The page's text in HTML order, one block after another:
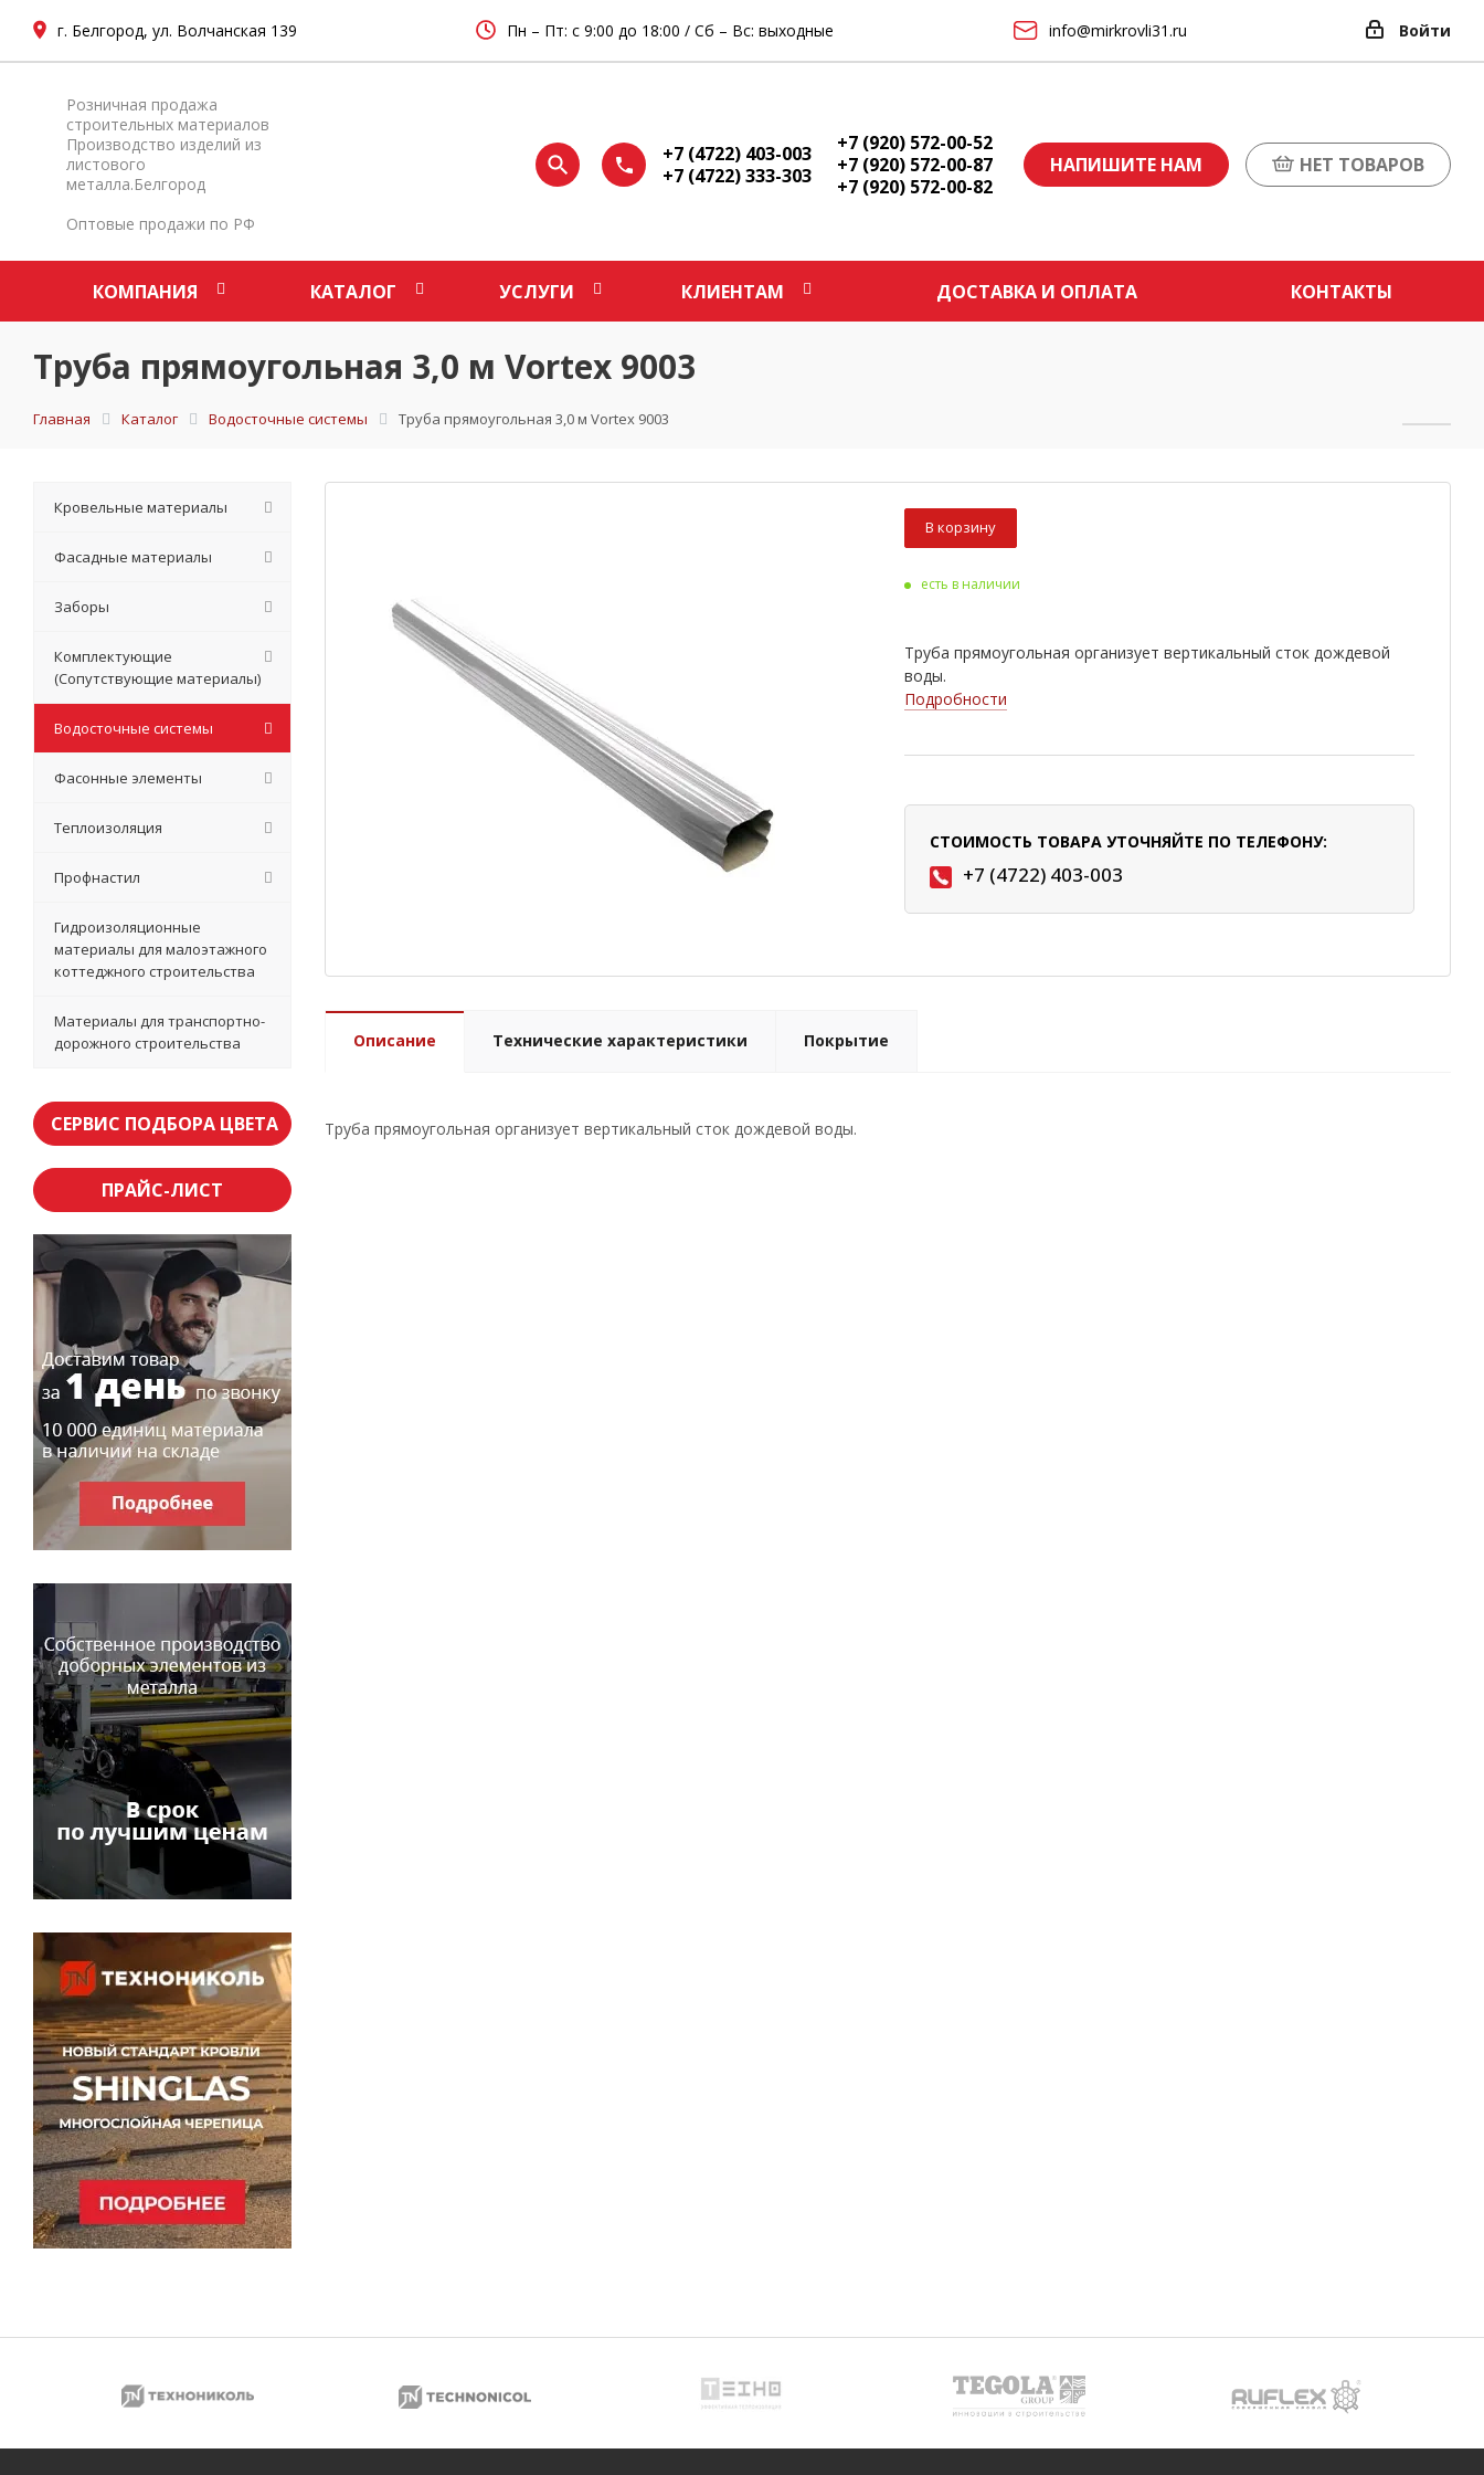
г. Белгород, ул. Волчанская 139 Пн – Пт: с 9:00 до 18:00 / Сб – Вс: выходные info@mirkrovli31.ru Войти
Розничная продажа
строительных материалов
Производство изделий из
листового
металла.Белгород
Оптовые продажи по РФ
+7 (4722) 403-003
+7 (4722) 333-303
+7 (920) 572-00-52
+7 (920) 572-00-87
+7 (920) 572-00-82
НАПИШИТЕ НАМ НЕТ ТОВАРОВ
КОМПАНИЯ КАТАЛОГ УСЛУГИ КЛИЕНТАМ ДОСТАВКА И ОПЛАТА КОНТАКТЫ
Труба прямоугольная 3,0 м Vortex 9003
Главная Каталог Водосточные системы Труба прямоугольная 3,0 м Vortex 9003
В корзину
есть в наличии
Труба прямоугольная организует вертикальный сток дождевой
воды.
Подробности
СТОИМОСТЬ ТОВАРА УТОЧНЯЙТЕ ПО ТЕЛЕФОНУ:
+7 (4722) 403-003
Описание Технические характеристики Покрытие
Труба прямоугольная организует вертикальный сток дождевой воды.
Кровельные материалы
Фасадные материалы
Заборы
Комплектующие
(Сопутствующие материалы)
Водосточные системы
Фасонные элементы
Теплоизоляция
Профнастил
Гидроизоляционные
материалы для малоэтажного
коттеджного строительства
Материалы для транспортно-
дорожного строительства
СЕРВИС ПОДБОРА ЦВЕТА
ПРАЙС-ЛИСТ